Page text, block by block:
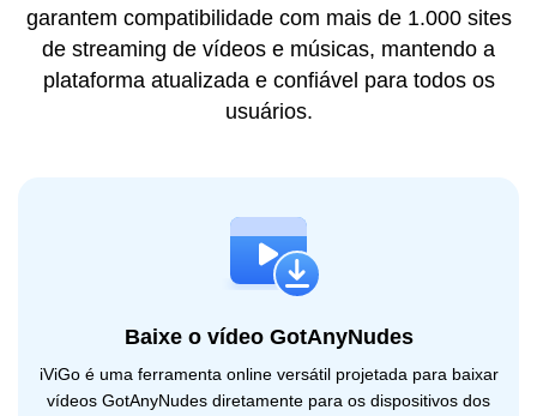
garantem compatibilidade com mais de 1.000 sites
de streaming de vídeos e músicas, mantendo a
plataforma atualizada e confiável para todos os
usuários.
Baixe o vídeo GotAnyNudes
iViGo é uma ferramenta online versátil projetada para baixar
vídeos GotAnyNudes diretamente para os dispositivos dos